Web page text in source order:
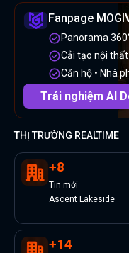
Fanpage
Panorama
Cải tạo nội thất
Căn hộ • Nhà
Trải nghiệm AI
THỊ TRƯỜNG REALTIME
+8
Tin mới
Ascent Lakeside
+14